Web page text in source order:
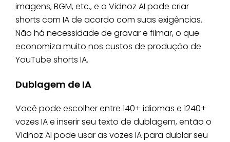
imagens, BGM, etc., e o Vidnoz AI pode criar
shorts com IA de acordo com suas exigências.
Não há necessidade de gravar e filmar, o que
economiza muito nos custos de produção de
YouTube shorts IA.
Dublagem de IA
Você pode escolher entre 140+ idiomas e 1240+
vozes IA e inserir seu texto de dublagem, então o
Vidnoz AI pode usar as vozes IA para dublar seu